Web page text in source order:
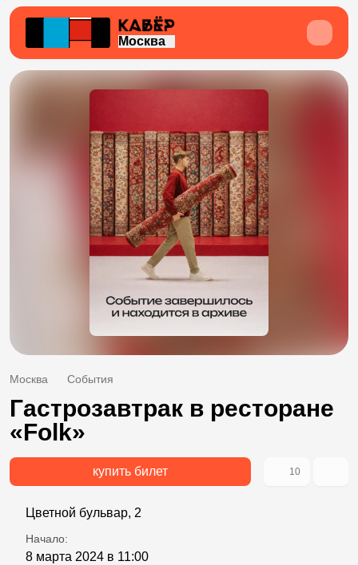
Москва
Москва События
Гастрозавтрак в ресторане
«Folk»
купить билет 10
Цветной бульвар, 2
Начало:
8 марта 2024 в 11:00